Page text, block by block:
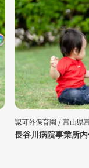
認可外保育園 /富山県
長谷川病院事業所